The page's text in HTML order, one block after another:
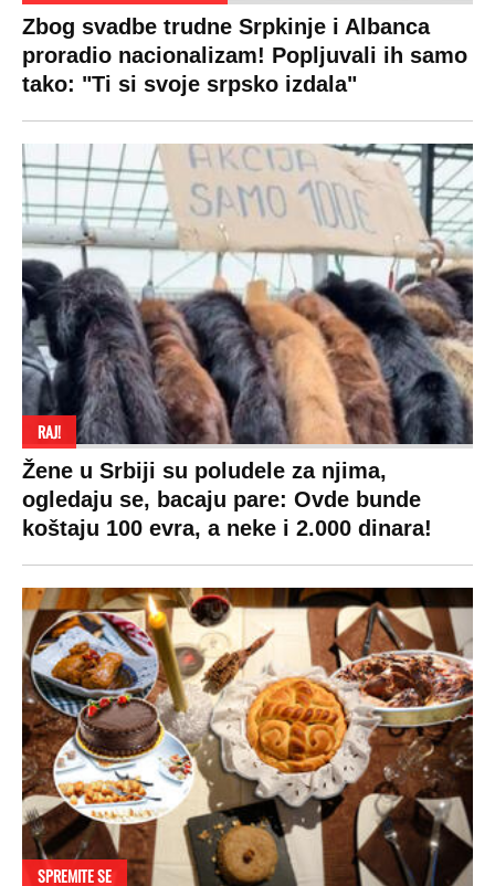
Zbog svadbe trudne Srpkinje i Albanca
proradio nacionalizam! Popljuvali ih samo
tako: "Ti si svoje srpsko izdala"
RAJ!
Žene u Srbiji su poludele za njima,
ogledaju se, bacaju pare: Ovde bunde
koštaju 100 evra, a neke i 2.000 dinara!
SPREMITE SE